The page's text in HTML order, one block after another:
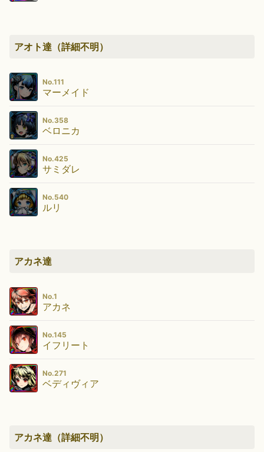
アオト達（詳細不明）
No.111
マーメイド
No.358
ベロニカ
No.425
サミダレ
No.540
ルリ
アカネ達
No.1
アカネ
No.145
イフリート
No.271
ベディヴィア
アカネ達（詳細不明）